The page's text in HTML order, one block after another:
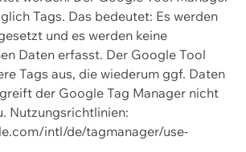
Tags. Das bedeutet: Es werden
und es werden keine
Daten erfasst. Der Google Tool
Tags aus, die wiederum ggf. Daten
der Google Tag Manager nicht
Nutzungsrichtlinien:
intl/de/tagmanager/use-